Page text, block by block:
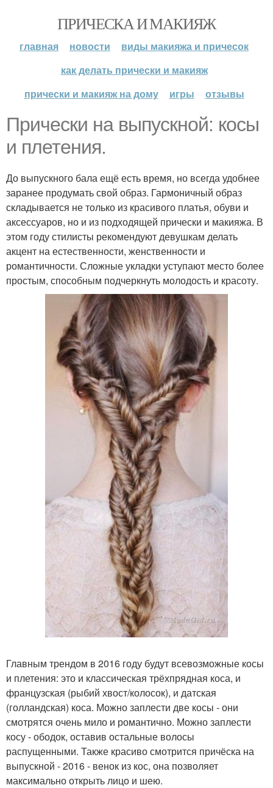
ПРИЧЕСКА И МАКИЯЖ
главная новости
виды макияжа и причесок
как делать прически и макияж
прически и макияж на дому
игры отзывы
Прически на выпускной: косы
и плетения.
До выпускного бала ещё есть время, но всегда удобнее
заранее продумать свой образ. Гармоничный образ
складывается не только из красивого платья, обуви и
аксессуаров, но и из подходящей прически и макияжа. В
этом году стилисты рекомендуют девушкам делать
акцент на естественности, женственности и
романтичности. Сложные укладки уступают место более
простым, способным подчеркнуть молодость и красоту.
Главным трендом в 2016 году будут всевозможные косы
и плетения: это и классическая трёхпрядная коса, и
французская (рыбий хвост/колосок), и датская
(голландская) коса. Можно заплести две косы - они
смотрятся очень мило и романтично. Можно заплести
косу - ободок, оставив остальные волосы
распущенными. Также красиво смотрится причёска на
выпускной - 2016 - венок из кос, она позволяет
максимально открыть лицо и шею.